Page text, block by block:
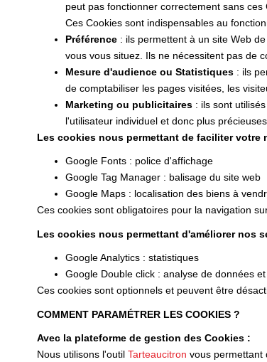
peut pas fonctionner correctement sans
Ces Cookies sont indispensables au
Préférence : ils permettent à un site Web
vous vous situez. Ils ne nécessitent pas de
Mesure d'audience ou Statistiques : ils
de comptabiliser les pages visitées, les
Marketing ou publicitaires : ils sont
l'utilisateur individuel et donc plus
Les cookies nous permettant de faciliter votre
Google Fonts : police d'affichage
Google Tag Manager : balisage du site web
Google Maps : localisation des biens à
Ces cookies sont obligatoires pour la navigation
Les cookies nous permettant d'améliorer nos
Google Analytics : statistiques
Google Double click : analyse de données
Ces cookies sont optionnels et peuvent être
COMMENT PARAMÉTRER LES COOKIES ?
Avec la plateforme de gestion des Cookies :
Nous utilisons l'outil Tarteaucitron vous permettant